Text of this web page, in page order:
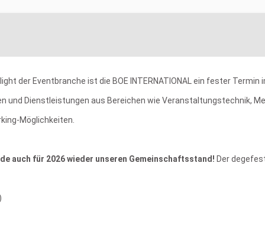
der Eventbranche ist die BOE INTERNATIONAL ein fester Termin
Dienstleistungen aus Bereichen wie Veranstaltungstechnik,
Möglichkeiten.
auch für 2026 wieder unseren Gemeinschaftsstand! Der